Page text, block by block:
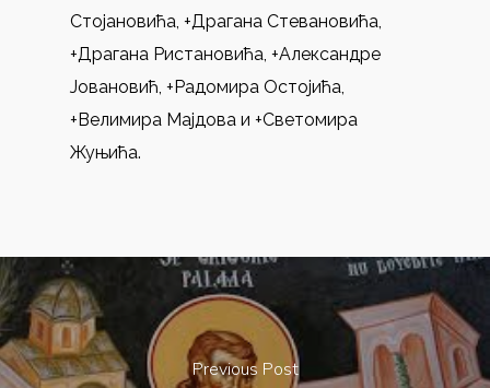
Стојановића, +Драгана Стевановића,
+Драгана Ристановића, +Александре
Јовановић, +Радомира Остојића,
+Велимира Мајдова и +Светомира
Жуњића.
Previous Post